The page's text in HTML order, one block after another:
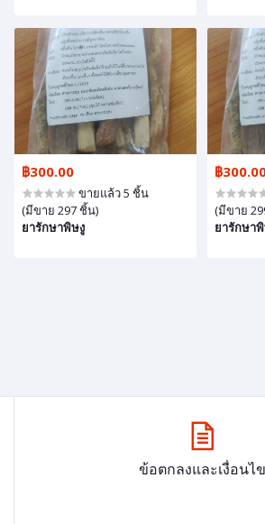
฿300.00
ขายแล้ว 5 ชิ้น
(มีขาย 297 ชิ้น)
ยารักษาพิษงู
฿
(มีขาย
ยารักษา
ข้อตกลงและเงื่อนไข